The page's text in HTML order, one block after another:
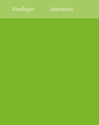
Sondages Annonces